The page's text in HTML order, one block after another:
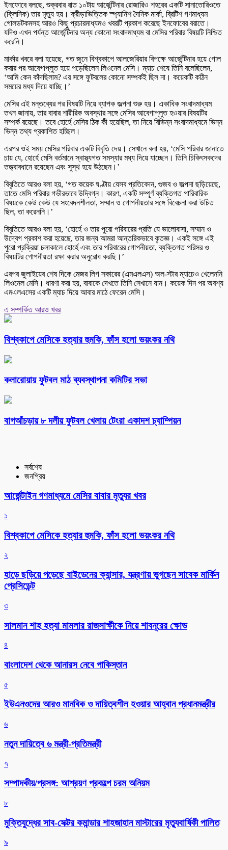
ইনফোবে বলছে, শুক্রবার রাত ১০টায় আর্জেন্টিনার রোজারিও শহরের একটি সানাতোরিওতে
(ক্লিনিক) তার মৃত্যু হয়। ক্রীড়াভিত্তিক স্প্যানিশ দৈনিক মার্কা, ব্রিটিশ গণমাধ্যম
গোলডটকমসহ আরও কিছু প্রচারমাধ্যমও খবরটি প্রকাশ করেছে ইনফোবের বরাতে।
যদিও এখন পর্যন্ত আর্জেন্টিনার অন্য কোনো সংবাদমাধ্যম বা মেসির পরিবার বিষয়টি নিশ্চিত
করেনি।
মার্কার খবরে বলা হয়েছে, গত জুনে বিশ্বকাপে আলজেরিয়ার বিপক্ষে আর্জেন্টিনার হয়ে গোল
করার পর আবেগাপ্লুত হয়ে পড়েছিলেন লিওনেল মেসি। ম্যাচ শেষে তিনি বলেছিলেন,
‘আমি কেন কাঁদছিলাম? এর সঙ্গে ফুটবলের কোনো সম্পর্কই ছিল না। কয়েকটি কঠিন
সময়ের মধ্য দিয়ে যাচ্ছি।’
মেসির এই মন্তব্যের পর বিষয়টি নিয়ে ব্যাপক জল্পনা শুরু হয়। একাধিক সংবাদমাধ্যম
তখন জানায়, তার বাবার শারীরিক অবস্থার সঙ্গে মেসির আবেগাপ্লুত হওয়ার বিষয়টির
সম্পর্ক রয়েছে। তবে হোর্হে মেসির ঠিক কী হয়েছিল, তা নিয়ে বিভিন্ন সংবাদমাধ্যমে ভিন্ন
ভিন্ন তথ্য প্রকাশিত হচ্ছিল।
এরপর ওই সময় মেসির পরিবার একটি বিবৃতি দেয়। সেখানে বলা হয়, ‘মেসি পরিবার জানাতে
চায় যে, হোর্হে মেসি বর্তমানে স্বাস্থ্যগত সমস্যার মধ্য দিয়ে যাচ্ছেন। তিনি চিকিৎসকদের
তত্ত্বাবধানে রয়েছেন এবং সুস্থ হয়ে উঠছেন।’
বিবৃতিতে আরও বলা হয়, ‘গত কয়েক ঘণ্টায় যেসব প্রতিবেদন, গুজব ও জল্পনা ছড়িয়েছে,
তাতে মেসি পরিবার গভীরভাবে উদ্বিগ্ন। কারণ, একটি সম্পূর্ণ ব্যক্তিগত পারিবারিক
বিষয়কে কেউ কেউ যে সংবেদনশীলতা, সম্মান ও গোপনীয়তার সঙ্গে বিবেচনা করা উচিত
ছিল, তা করেননি।’
বিবৃতিতে আরও বলা হয়, ‘হোর্হে ও তার পুরো পরিবারের প্রতি যে ভালোবাসা, সম্মান ও
উদ্বেগ প্রকাশ করা হয়েছে, তার জন্য আমরা আন্তরিকভাবে কৃতজ্ঞ। একই সঙ্গে এই
পুরো প্রক্রিয়া চলাকালে হোর্হে এবং তার পরিবারের গোপনীয়তা, ব্যক্তিগত পরিসর ও
বিষয়টির গোপনীয়তা রক্ষা করার অনুরোধ করছি।’
এরপর জুলাইয়ের শেষ দিকে মেজর লিগ সকারের (এমএলএস) অল-স্টার ম্যাচেও খেলেননি
লিওনেল মেসি। ধারণা করা হয়, বাবাকে দেখতে তিনি সেখানে যান। কয়েক দিন পর অবশ্য
এমএলএসের একটি ম্যাচ দিয়ে আবার মাঠে ফেরেন মেসি।
এ সম্পর্কিত আরও খবর
বিশ্বকাপে মেসিকে হত্যার হুমকি, ফাঁস হলো ভয়ংকর নথি
কলারোয়ায় ফুটবল মাঠ ব্যবস্থাপনা কমিটির সভা
বাগআঁচড়ায় ৮ দলীয় ফুটবল খেলায় টেংরা একাদশ চ্যাম্পিয়ন
সর্বশেষ
জনপ্রিয়
আর্জেন্টাইন গণমাধ্যমে মেসির বাবার মৃত্যুর খবর
১
বিশ্বকাপে মেসিকে হত্যার হুমকি, ফাঁস হলো ভয়ংকর নথি
২
হাড়ে ছড়িয়ে পড়েছে বাইডেনের ক্যান্সার, যন্ত্রণায় ভুগছেন সাবেক মার্কিন
প্রেসিডেন্ট
৩
সালমান শাহ হত্যা মামলার রাজসাক্ষীকে নিয়ে শাবনূরের ক্ষোভ
৪
বাংলাদেশ থেকে আনারস নেবে পাকিস্তান
৫
ইউএনওদের আরও মানবিক ও দায়িত্বশীল হওয়ার আহ্বান প্রধানমন্ত্রীর
৬
নতুন দায়িত্বে ৬ মন্ত্রী-প্রতিমন্ত্রী
৭
সম্পাদকীয়/প্রসঙ্গ: আশ্রয়ণ প্রকল্পে চরম অনিয়ম
৮
মুক্তিযুদ্ধের সাব-সেক্টর কমান্ডার শাহজাহান মাস্টারের মৃত্যুবার্ষিকী পালিত
৯